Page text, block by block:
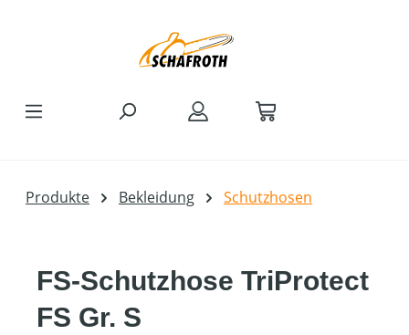
Produkte Bekleidung Schutzhosen
FS-Schutzhose TriProtect
FS Gr. S